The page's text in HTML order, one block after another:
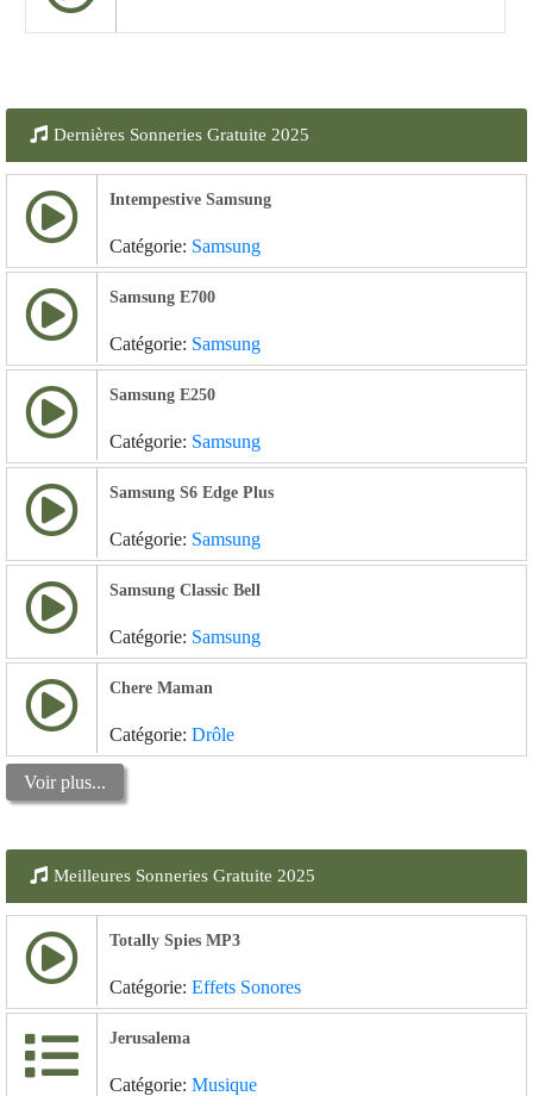
Dernières Sonneries Gratuite 2025
Intempestive Samsung
Catégorie: Samsung
Samsung E700
Catégorie: Samsung
Samsung E250
Catégorie: Samsung
Samsung S6 Edge Plus
Catégorie: Samsung
Samsung Classic Bell
Catégorie: Samsung
Chere Maman
Catégorie: Drôle
Voir plus...
Meilleures Sonneries Gratuite 2025
Totally Spies MP3
Catégorie: Effets Sonores
Jerusalema
Catégorie: Musique